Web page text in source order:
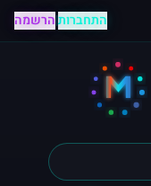
התחברות|הרשמה
M